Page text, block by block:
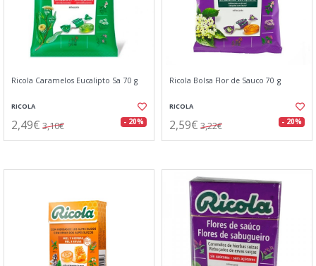
Ricola Caramelos Eucalipto Sa 70 g
RICOLA
2,49€ 3,10€ - 20%
Ricola Bolsa Flor de Sauco 70 g
RICOLA
2,59€ 3,22€ - 20%